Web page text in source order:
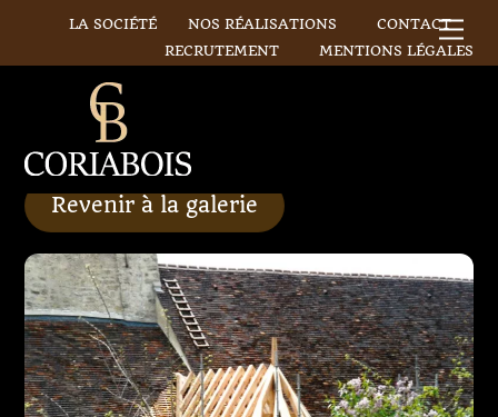
content
LA SOCIÉTÉNOS RÉALISATIONS CONTACT
RECRUTEMENT
MENTIONS LÉGALES
Revenir à la galerie